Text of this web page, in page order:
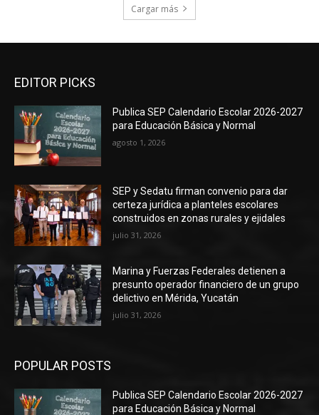
Cargar más
EDITOR PICKS
Publica SEP Calendario Escolar 2026-2027
para Educación Básica y Normal
agosto 1, 2026
SEP y Sedatu firman convenio para dar
certeza jurídica a planteles escolares
construidos en zonas rurales y ejidales
julio 31, 2026
Marina y Fuerzas Federales detienen a
presunto operador financiero de un grupo
delictivo en Mérida, Yucatán
julio 31, 2026
POPULAR POSTS
Publica SEP Calendario Escolar 2026-2027
para Educación Básica y Normal